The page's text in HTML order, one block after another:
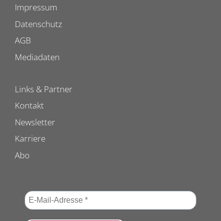
Impressum
Datenschutz
AGB
Mediadaten
Links & Partner
Kontakt
Newsletter
Karriere
Abo